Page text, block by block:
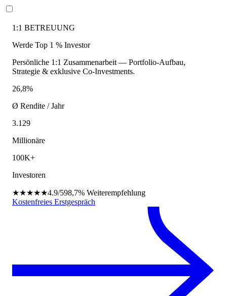
1:1 BETREUUNG
Werde Top 1 % Investor
Persönliche 1:1 Zusammenarbeit — Portfolio-Aufbau,
Strategie & exklusive Co-Investments.
26,8%
Ø Rendite / Jahr
3.129
Millionäre
100K+
Investoren
★★★★★4.9/598,7% Weiterempfehlung
Kostenfreies Erstgespräch